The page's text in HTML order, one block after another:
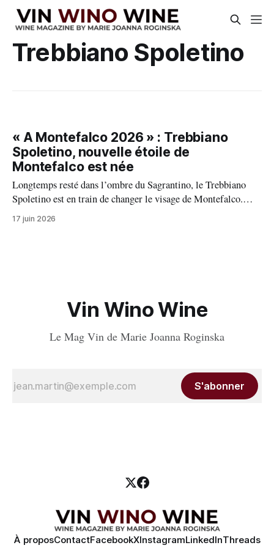
Trebbiano Spoletino
« A Montefalco 2026 » : Trebbiano
Spoletino, nouvelle étoile de
Montefalco est née
Longtemps resté dans l’ombre du Sagrantino, le Trebbiano
Spoletino est en train de changer le visage de Montefalco.
Porté par une croissance spectaculaire, une extension de son
aire de production, ce cépage ancien s’impose aujourd’hui
17 juin 2026
Vin Wino Wine
Le Mag Vin de Marie Joanna Roginska
S'abonner
À proposContactFacebookXInstagramLinkedInThreads